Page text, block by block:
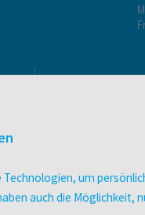
So
um
auch die